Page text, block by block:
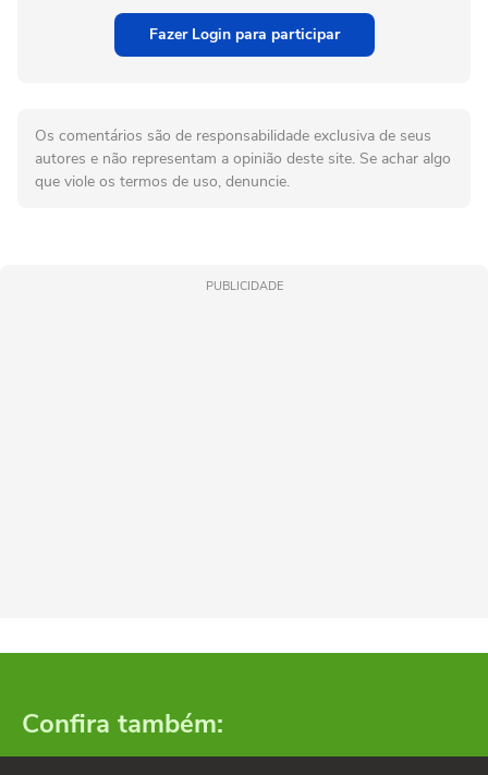
Fazer Login para participar
Os comentários são de responsabilidade exclusiva de seus
autores e não representam a opinião deste site. Se achar algo
que viole os termos de uso, denuncie.
PUBLICIDADE
Confira também: